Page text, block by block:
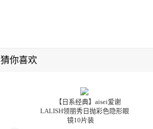
猜你喜欢
【日系经典】aisei爱谢
LALISH领丽秀日抛彩色隐形眼
镜10片装